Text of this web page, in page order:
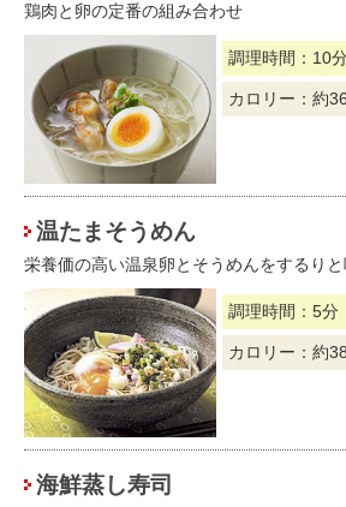
鶏肉と卵の定番の組み合わせ
調理時間：10
カロリー：約
温たまそうめん
栄養価の高い温泉卵とそうめんをするりと
調理時間：5分
カロリー：約
海鮮蒸し寿司